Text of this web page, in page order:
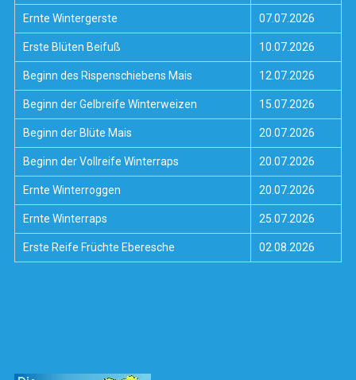
Ernte Wintergerste 07.07.2026
Erste Blüten Beifuß 10.07.2026
Beginn des Rispenschiebens Mais 12.07.2026
Beginn der Gelbreife Winterweizen 15.07.2026
Beginn der Blüte Mais 20.07.2026
Beginn der Vollreife Winterraps 20.07.2026
Ernte Winterroggen 20.07.2026
Ernte Winterraps 25.07.2026
Erste Reife Früchte Eberesche 02.08.2026